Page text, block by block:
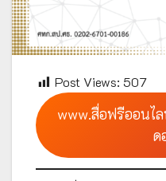
Post Views: 507
www.สื่อฟรีออนไ
ด